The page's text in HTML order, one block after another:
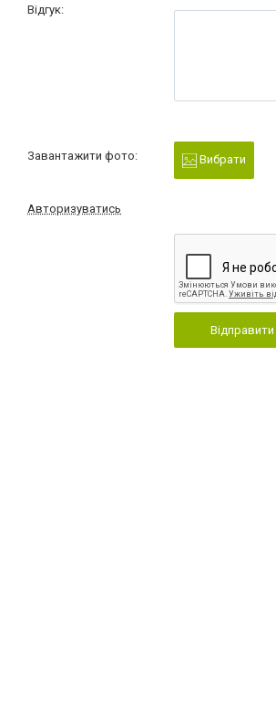
Відгук:
Завантажити фото: Вибрати
Авторизуватись
Відправити